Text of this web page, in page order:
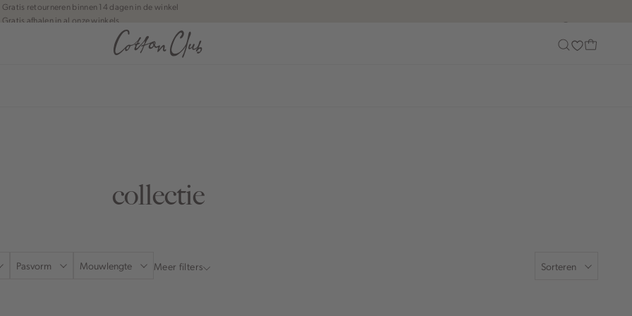
Gratis retourneren binnen 14 dagen in de winkel
Gratis afhalen in al onze winkels
Jouw bestelling wordt binnen 1 tot 5 dagen bezorgd
Betaal zoals jij wilt: o.a. iDEAL | Wero, Riverty, Apple pay & creditcard
collectie
Pasvorm Mouwlengte Sorteren
Meer filters